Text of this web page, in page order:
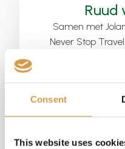
Consent
This website uses
Ruud
Samen met
Never Stop
niet reist,
Jolanda voelen
wereld het meest.
de tijd met zijn
graag (goede)